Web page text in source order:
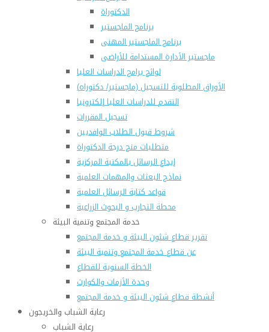
الدكتوراة
برنامج الماجستير
برنامج الماجستير المهنى
ماجستير الأدارة المستدامة للأراضى
لوائح برامج الدراسات العليا
(الأوراق المطلوبة للتسجيل (ماجستير/ دكتوراه
التقدم للدراسات العليا إلكترونيا
تسجيل المقررات
شروط قبول الطلاب الوافديين
متطلبات منح درجة الدكتوراة
إيداع الرسائل بالمكتبة المركزية
نماذج البعثات والمهمات العلمية
قواعد كتابة الرسائل العلمية
محطة التجارب و البحوث الزراعية
خدمة المجتمع وتنمية البيئة
تقرير قطاع شئون البيئة و خدمة المجتمع
عن قطاع خدمة المجتمع وتنمية البيئة
الخطة السنوية للقطاع
وحدة الأزمات والكوارث
أنشطة قطاع شئون البيئة و خدمة المجتمع
رعاية الشباب والخريجون
رعاية الشباب